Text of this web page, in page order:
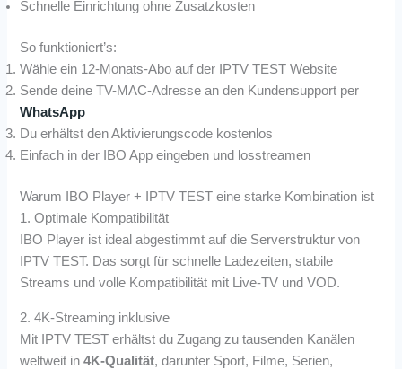
Schnelle Einrichtung ohne Zusatzkosten
So funktioniert’s:
Wähle ein 12-Monats-Abo auf der IPTV TEST Website
Sende deine TV-MAC-Adresse an den Kundensupport per
WhatsApp
Du erhältst den Aktivierungscode kostenlos
Einfach in der IBO App eingeben und losstreamen
Warum IBO Player + IPTV TEST eine starke Kombination ist
1. Optimale Kompatibilität
IBO Player ist ideal abgestimmt auf die Serverstruktur von
IPTV TEST. Das sorgt für schnelle Ladezeiten, stabile
Streams und volle Kompatibilität mit Live-TV und VOD.
2. 4K-Streaming inklusive
Mit IPTV TEST erhältst du Zugang zu tausenden Kanälen
weltweit in4K-Qualität, darunter Sport, Filme, Serien,